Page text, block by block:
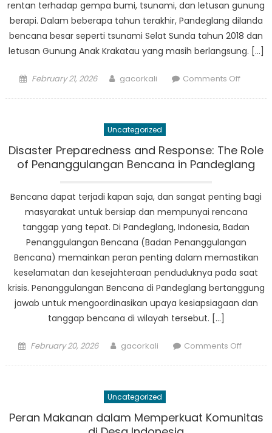
rentan terhadap gempa bumi, tsunami, dan letusan gunung
berapi. Dalam beberapa tahun terakhir, Pandeglang dilanda
bencana besar seperti tsunami Selat Sunda tahun 2018 dan
letusan Gunung Anak Krakatau yang masih berlangsung. […]
Posted
February 21, 2026 Author
gacorkali Comments Offon
Inovatif
Uncategorized
Disaster Preparedness and Response: The Role
of Penanggulangan Bencana in Pandeglang
Bencana dapat terjadi kapan saja, dan sangat penting bagi
masyarakat untuk bersiap dan mempunyai rencana
tanggap yang tepat. Di Pandeglang, Indonesia, Badan
Penanggulangan Bencana (Badan Penanggulangan
Bencana) memainkan peran penting dalam memastikan
keselamatan dan kesejahteraan penduduknya pada saat
krisis. Penanggulangan Bencana di Pandeglang bertanggung
jawab untuk mengoordinasikan upaya kesiapsiagaan dan
tanggap bencana di wilayah tersebut. […]
Posted
February 20, 2026 Author
gacorkali Comments Offon
The
Uncategorized
Peran Makanan dalam Memperkuat Komunitas